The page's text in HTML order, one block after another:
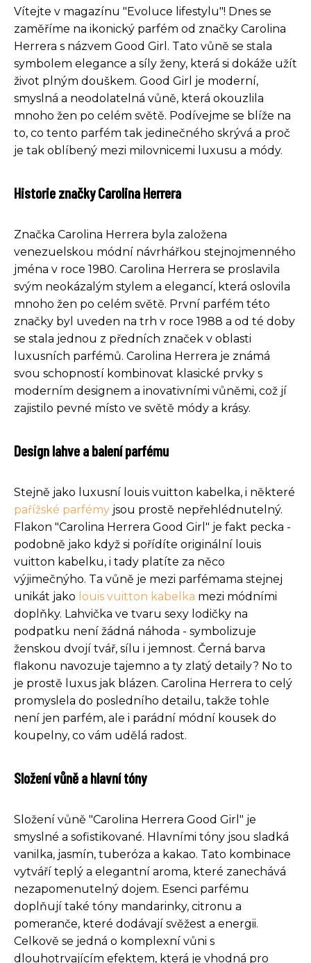
Vítejte v magazínu "Evoluce lifestylu"! Dnes se
zaměříme na ikonický parfém od značky Carolina
Herrera s názvem Good Girl. Tato vůně se stala
symbolem elegance a síly ženy, která si dokáže užít
život plným douškem. Good Girl je moderní,
smyslná a neodolatelná vůně, která okouzlila
mnoho žen po celém světě. Podívejme se blíže na
to, co tento parfém tak jedinečného skrývá a proč
je tak oblíbený mezi milovnicemi luxusu a módy.
Historie značky Carolina Herrera
Značka Carolina Herrera byla založena
venezuelskou módní návrhářkou stejnojmenného
jména v roce 1980. Carolina Herrera se proslavila
svým neokázalým stylem a elegancí, která oslovila
mnoho žen po celém světě. První parfém této
značky byl uveden na trh v roce 1988 a od té doby
se stala jednou z předních značek v oblasti
luxusních parfémů. Carolina Herrera je známá
svou schopností kombinovat klasické prvky s
moderním designem a inovativními vůněmi, což jí
zajistilo pevné místo ve světě módy a krásy.
Design lahve a balení parfému
Stejně jako luxusní louis vuitton kabelka, i některé
pařížské parfémy jsou prostě nepřehlédnutelný.
Flakon "Carolina Herrera Good Girl" je fakt pecka -
podobně jako když si pořídíte originální louis
vuitton kabelku, i tady platíte za něco
výjimečnýho. Ta vůně je mezi parfémama stejnej
unikát jako louis vuitton kabelka mezi módními
doplňky. Lahvička ve tvaru sexy lodičky na
podpatku není žádná náhoda - symbolizuje
ženskou dvojí tvář, sílu i jemnost. Černá barva
flakonu navozuje tajemno a ty zlatý detaily? No to
je prostě luxus jak blázen. Carolina Herrera to celý
promyslela do posledního detailu, takže tohle
není jen parfém, ale i parádní módní kousek do
koupelny, co vám udělá radost.
Složení vůně a hlavní tóny
Složení vůně "Carolina Herrera Good Girl" je
smyslné a sofistikované. Hlavními tóny jsou sladká
vanilka, jasmín, tuberóza a kakao. Tato kombinace
vytváří teplý a elegantní aroma, které zanechává
nezapomenutelný dojem. Esenci parfému
doplňují také tóny mandarinky, citronu a
pomeranče, které dodávají svěžest a energii.
Celkově se jedná o komplexní vůni s
dlouhotrvajícím efektem, která je vhodná pro